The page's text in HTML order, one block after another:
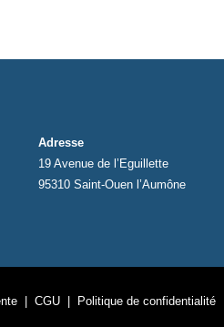
Adresse
19 Avenue de l’Eguillette
95310 Saint-Ouen l’Aumône
|CGU Politique de confidentialité